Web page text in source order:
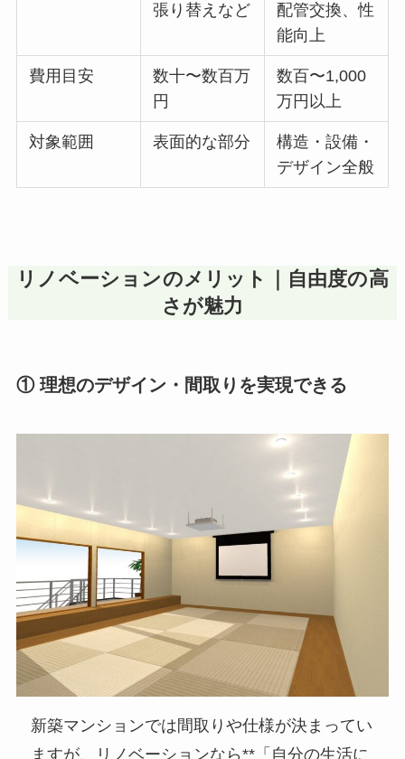
張り替えなど
配管交換、性
能向上
費用目安
数十〜数百万
円
数百〜1,000
万円以上
対象範囲 表面的な部分
構造・設備・
デザイン全般
リノベーションのメリット｜自由度の高
さが魅力
① 理想のデザイン・間取りを実現できる
新築マンションでは間取りや仕様が決まってい
ますが、リノベーションなら**「自分の生活に